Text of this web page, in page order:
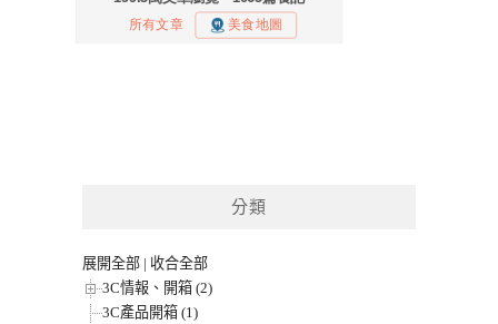
分類
展開全部 | 收合全部
3C情報、開箱 (2)
3C產品開箱 (1)